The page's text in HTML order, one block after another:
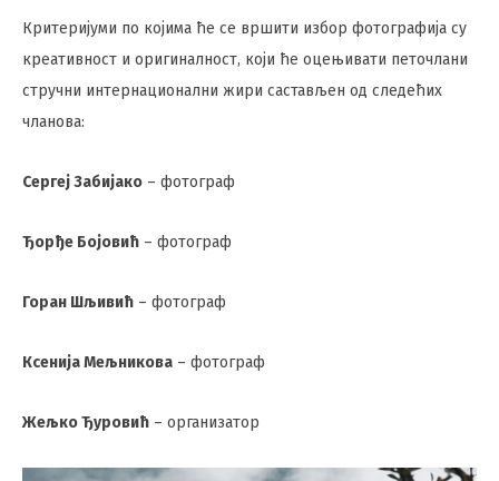
Критеријуми по којима ће се вршити избор фотографија су
креативност и оригиналност, који ће оцењивати петочлани
стручни интернационални жири састављен од следећих
чланова:
Сергеј Забијако – фотограф
Ђорђе Бојовић – фотограф
Горан Шљивић – фотограф
Ксенија Мељникова – фотограф
Жељко Ђуровић – организатор